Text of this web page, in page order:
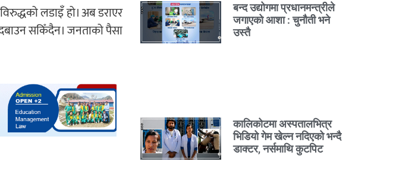
लडाइँ हो। अब डराएर
सकिँदैन। जनताको पैसा
बन्द उद्योगमा प्रधानमन्त्रीले
जगाएको आशा : चुनौती भने
उस्तै
कालिकोटमा अस्पतालभित्र
भिडियो गेम खेल्न नदिएको भन्दै
डाक्टर, नर्समाथि कुटपिट